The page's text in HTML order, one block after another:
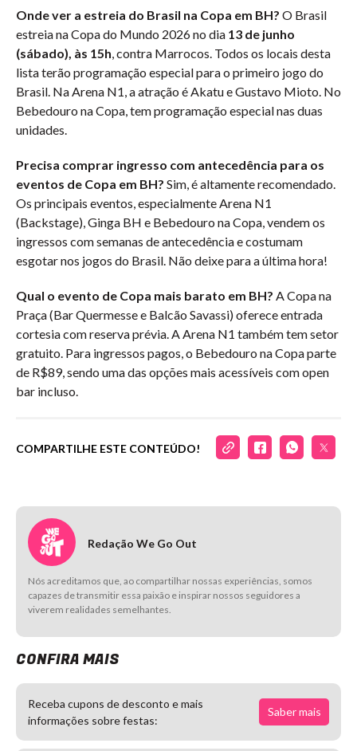
Onde ver a estreia do Brasil na Copa em BH? O Brasil
estreia na Copa do Mundo 2026 no dia 13 de junho
(sábado), às 15h , contra Marrocos. Todos os locais desta
lista terão programação especial para o primeiro jogo do
Brasil. Na Arena N1, a atração é Akatu e Gustavo Mioto. No
Bebedouro na Copa, tem programação especial nas duas
unidades.
Precisa comprar ingresso com antecedência para os
eventos de Copa em BH? Sim, é altamente recomendado.
Os principais eventos, especialmente Arena N1
(Backstage), Ginga BH e Bebedouro na Copa, vendem os
ingressos com semanas de antecedência e costumam
esgotar nos jogos do Brasil. Não deixe para a última hora!
Qual o evento de Copa mais barato em BH? A Copa na
Praça (Bar Quermesse e Balcão Savassi) oferece entrada
cortesia com reserva prévia. A Arena N1 também tem setor
gratuito. Para ingressos pagos, o Bebedouro na Copa parte
de R$89, sendo uma das opções mais acessíveis com open
bar incluso.
COMPARTILHE ESTE CONTEÚDO!
Redação We Go Out
Nós acreditamos que, ao compartilhar nossas experiências, somos
capazes de transmitir essa paixão e inspirar nossos seguidores a
viverem realidades semelhantes.
CONFIRA MAIS
Receba cupons de desconto e mais
informações sobre festas:
Saber mais